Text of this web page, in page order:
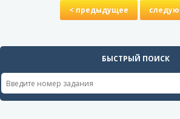
< предыдущее
БЫСТРЫЙ ПОИСК